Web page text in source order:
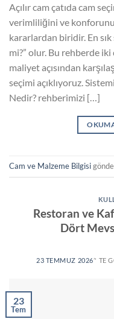
Açılır cam çatıda cam
verimliliğini ve
kararlardan biridir. En
mi?” olur. Bu rehberde
maliyet açısından
seçimi açıklıyoruz.
Nedir? rehberimizi […]
Cam ve Malzeme Bilgisi
Restoran ve
Dört
23 TEMMUZ 2026’' TE
23
Tem